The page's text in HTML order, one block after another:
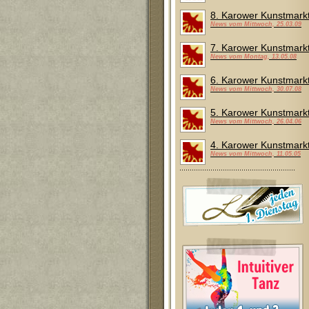
8. Karower
News vom Mittwoch, 25.03.09
7. Karower
News vom Montag, 13.05.08
6. Karower
News vom Mittwoch, 30.07.08
5. Karower
News vom Mittwoch, 26.04.06
4. Karower
News vom Mittwoch, 11.05.05